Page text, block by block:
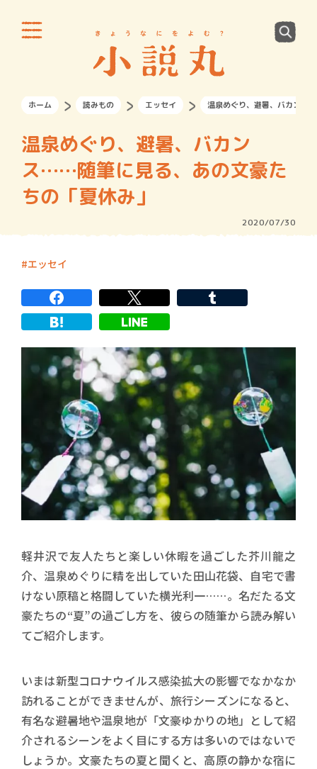
ホーム 読みもの エッセイ 温泉めぐり、避暑、バカンス
温泉めぐり、避暑、バカン
ス……随筆に見る、あの文豪た
ちの「夏休み」
2020/07/30
エッセイ
軽井沢で友人たちと楽しい休暇を過ごした芥川龍之
介、温泉めぐりに精を出していた田山花袋、自宅で書
けない原稿と格闘していた横光利一……。名だたる文
豪たちの“夏”の過ごし方を、彼らの随筆から読み解い
てご紹介します。
いまは新型コロナウイルス感染拡大の影響でなかなか
訪れることができませんが、旅行シーズンになると、
有名な避暑地や温泉地が「文豪ゆかりの地」として紹
介されるシーンをよく目にする方は多いのではないで
しょうか。文豪たちの夏と聞くと、高原の静かな宿に